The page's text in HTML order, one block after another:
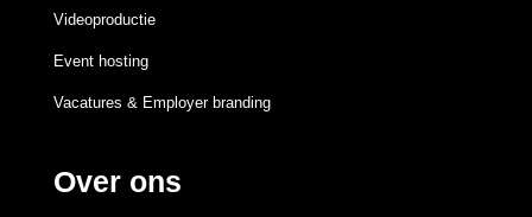
Videoproductie
Event hosting
Vacatures & Employer branding
Over ons